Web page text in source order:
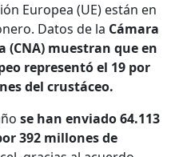
Europea (UE) están en
Datos de la Cámara
(CNA) muestran que en
representó el 19 por
del crustáceo.
se han enviado 64.113
392 millones de